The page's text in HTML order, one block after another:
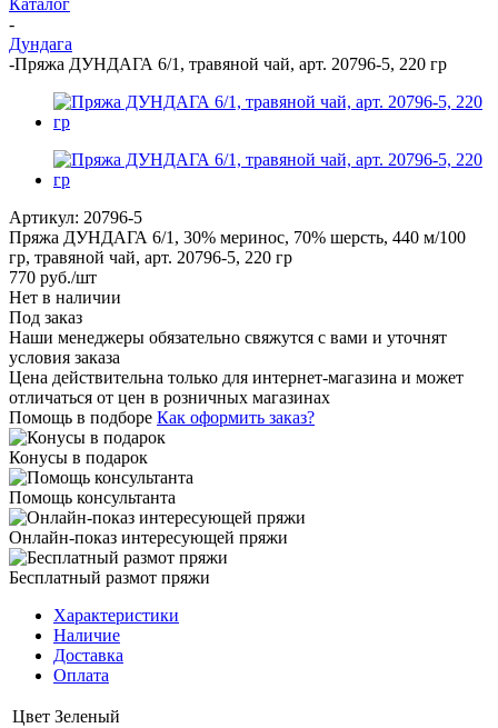
-
Дундага
-Пряжа ДУНДАГА 6/1, травяной чай, арт. 20796-5, 220 гр
Артикул: 20796-5
Пряжа ДУНДАГА 6/1, 30% меринос, 70% шерсть, 440 м/100
гр, травяной чай, арт. 20796-5, 220 гр
770 руб./шт
Нет в наличии
Под заказ
Наши менеджеры обязательно свяжутся с вами и уточнят
условия заказа
Цена действительна только для интернет-магазина и может
отличаться от цен в розничных магазинах
Помощь в подборе Как оформить заказ?
Конусы в подарок
Помощь консультанта
Онлайн-показ интересующей пряжи
Бесплатный размот пряжи
Характеристики
Наличие
Доставка
Оплата
Цвет Зеленый